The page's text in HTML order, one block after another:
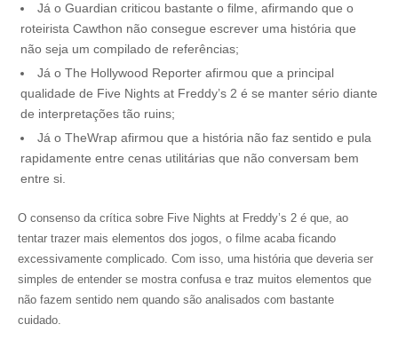
Já o Guardian criticou bastante o filme, afirmando que o
roteirista Cawthon não consegue escrever uma história que
não seja um compilado de referências;
Já o The Hollywood Reporter afirmou que a principal
qualidade de Five Nights at Freddy’s 2 é se manter sério diante
de interpretações tão ruins;
Já o TheWrap afirmou que a história não faz sentido e pula
rapidamente entre cenas utilitárias que não conversam bem
entre si.
O consenso da crítica sobre Five Nights at Freddy’s 2 é que, ao
tentar trazer mais elementos dos jogos, o filme acaba ficando
excessivamente complicado. Com isso, uma história que deveria ser
simples de entender se mostra confusa e traz muitos elementos que
não fazem sentido nem quando são analisados com bastante
cuidado.